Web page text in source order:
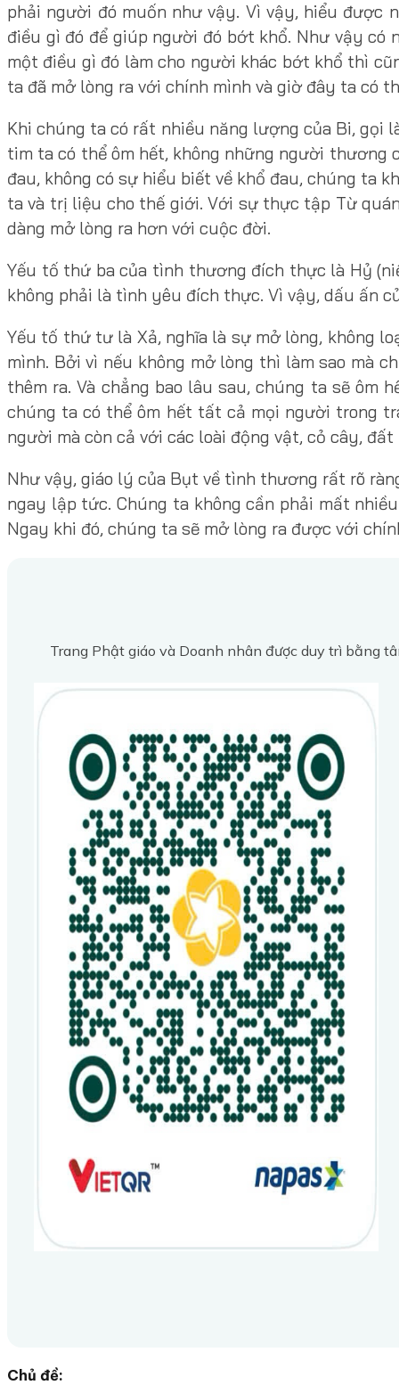
phải người đó muốn như vậy. Vì vậy, hiểu được
điều gì đó để giúp người đó bớt khổ. Như vậy
một điều gì đó làm cho người khác bớt khổ thì
ta đã mở lòng ra với chính mình và giờ đây ta có
Khi chúng ta có rất nhiều năng lượng của Bi,
tim ta có thể ôm hết, không những người thương
đau, không có sự hiểu biết về khổ đau, chúng ta
ta và trị liệu cho thế giới. Với sự thực tập Từ
dàng mở lòng ra hơn với cuộc đời.
Yếu tố thứ ba của tình thương đích thực là Hỷ
không phải là tình yêu đích thực. Vì vậy, dấu ấn
Yếu tố thứ tư là Xả, nghĩa là sự mở lòng, không
mình. Bởi vì nếu không mở lòng thì làm sao mà
thêm ra. Và chẳng bao lâu sau, chúng ta sẽ
chúng ta có thể ôm hết tất cả mọi người trong
người mà còn cả với các loài động vật, cỏ cây,
Như vậy, giáo lý của Bụt về tình thương rất rõ
ngay lập tức. Chúng ta không cần phải mất
Ngay khi đó, chúng ta sẽ mở lòng ra được với
Trang Phật giáo và Doanh nhân được duy trì bằng
Chủ đề: